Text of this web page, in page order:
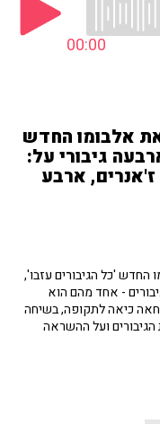
00:00
אלבומו החדש
גיבורי על:
ארבע
החדש 'כל הגיבורים עזבו',
- אחד מהם הוא
כיאה לתקופה, בשיחה
ועל ההשראה